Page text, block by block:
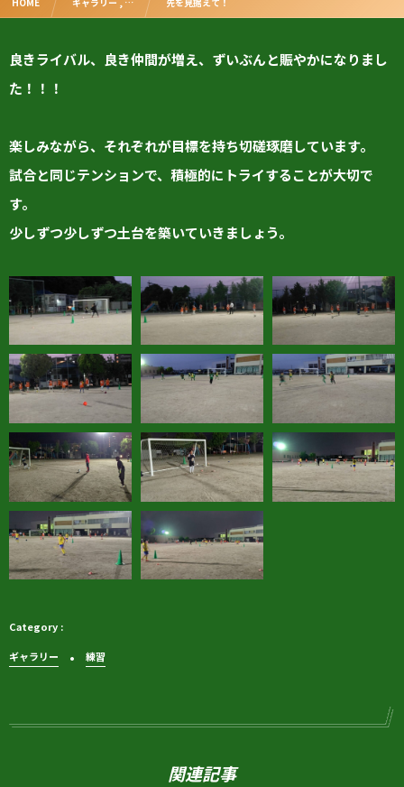
良きライバル、良き仲間が増え、ずいぶんと賑やかになりまし
た！！！
楽しみながら、それぞれが目標を持ち切磋琢磨しています。
試合と同じテンションで、積極的にトライすることが大切で
す。
少しずつ少しずつ土台を築いていきましょう。
ギャラリー 練習
関連記事